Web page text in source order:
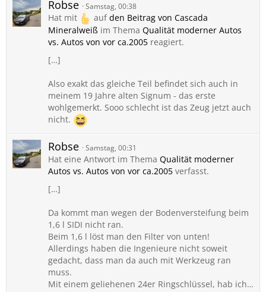
Robse Samstag, 00:38
Hat mit aufden Beitrag von Cascada
Mineralweiß im Thema Qualität moderner Autos
vs. Autos von vor ca.2005 reagiert.
[…]
Also exakt das gleiche Teil befindet sich auch in
meinem 19 Jahre alten Signum - das erste
wohlgemerkt. Sooo schlecht ist das Zeug jetzt auch
nicht.
Robse Samstag, 00:31
Hat eine Antwort im Thema Qualität moderner
Autos vs. Autos von vor ca.2005 verfasst.
[…]
Da kommt man wegen der Bodenversteifung beim
1,6 l SIDI nicht ran.
Beim 1,6 l löst man den Filter von unten!
Allerdings haben die Ingenieure nicht soweit
gedacht, dass man da auch mit Werkzeug ran
muss.
Mit einem geliehenen 24er Ringschlüssel, hab ich…